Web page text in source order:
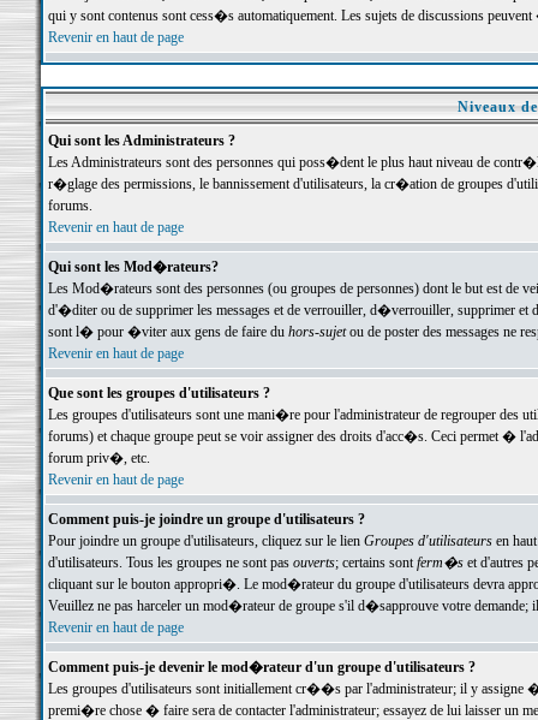
qui y sont contenus sont cess�s automatiquement. Les sujets de discussions
Revenir en haut de page
Niveaux
Qui sont les Administrateurs ?
Les Administrateurs sont des personnes qui poss�dent le plus haut niveau de
r�glage des permissions, le bannissement d'utilisateurs, la cr�ation de groupes
forums.
Revenir en haut de page
Qui sont les Mod�rateurs?
Les Mod�rateurs sont des personnes (ou groupes de personnes) dont le but est de
d'�diter ou de supprimer les messages et de verrouiller, d�verrouiller, supprimer
sont l� pour �viter aux gens de faire du hors-sujetou de poster des messages ne
Revenir en haut de page
Que sont les groupes d'utilisateurs ?
Les groupes d'utilisateurs sont une mani�re pour l'administrateur de regrouper des
forums) et chaque groupe peut se voir assigner des droits d'acc�s. Ceci permet
forum priv�, etc.
Revenir en haut de page
Comment puis-je joindre un groupe d'utilisateurs ?
Pour joindre un groupe d'utilisateurs, cliquez sur le lien Groupes d'utilisateursen haut
d'utilisateurs. Tous les groupes ne sont pas ouverts; certains sontferm�set d'autres
cliquant sur le bouton appropri�. Le mod�rateur du groupe d'utilisateurs devra
Veuillez ne pas harceler un mod�rateur de groupe s'il d�sapprouve votre demande;
Revenir en haut de page
Comment puis-je devenir le mod�rateur d'un groupe d'utilisateurs ?
Les groupes d'utilisateurs sont initiallement cr��s par l'administrateur; il y
premi�re chose � faire sera de contacter l'administrateur; essayez de lui laisser un